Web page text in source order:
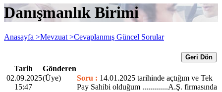
Danışmanlık Birimi
Anasayfa >Mevzuat >Cevaplanmış Güncel Sorular
Geri Dön
Tarih
Gönderen
02.09.2025
15:47
(Üye) Soru : 14.01.2025 tarihinde açtığım ve Tek
Pay Sahibi olduğum .............A.Ş. firmasında